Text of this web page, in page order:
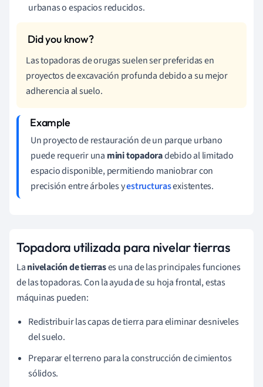
urbanas o espacios reducidos.
Las topadoras de orugas suelen ser preferidas en
proyectos de excavación profunda debido a su mejor
adherencia al suelo.
Un proyecto de restauración de un parque urbano
puede requerir una mini topadoradebido al limitado
espacio disponible, permitiendo maniobrar con
precisión entre árboles yestructurasexistentes.
Topadora utilizada para nivelar tierras
Lanivelación de tierrases una de las principales funciones
de las topadoras. Con la ayuda de su hoja frontal, estas
máquinas pueden:
Redistribuir las capas de tierra para eliminar desniveles
del suelo.
Preparar el terreno para la construcción de cimientos
sólidos.